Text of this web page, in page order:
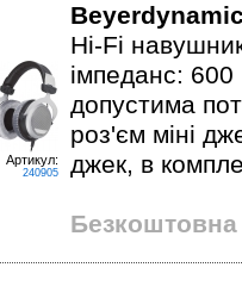
Артикул:
240905
Hi-Fi
імпеданс:
допустима
роз'єм міні
джек, в
Безкоштовна